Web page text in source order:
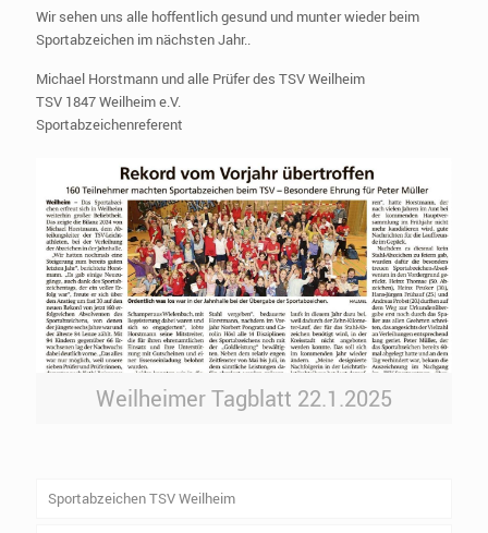
Wir sehen uns alle hoffentlich gesund und munter wieder beim
Sportabzeichen im nächsten Jahr..
Michael Horstmann und alle Prüfer des TSV Weilheim
TSV 1847 Weilheim e.V.
Sportabzeichenreferent
Weilheimer Tagblatt 22.1.2025
Sportabzeichen TSV Weilheim